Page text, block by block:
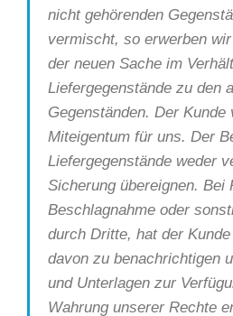
nicht gehörenden
vermischt, so erwerben
der neuen Sache im
Liefergegenstände zu den
Gegenständen. Der Kunde
Miteigentum für uns. Der
Liefergegenstände weder
Sicherung übereignen. Bei
Beschlagnahme oder
durch Dritte, hat der
davon zu benachrichtigen
und Unterlagen zur
Wahrung unserer Rechte